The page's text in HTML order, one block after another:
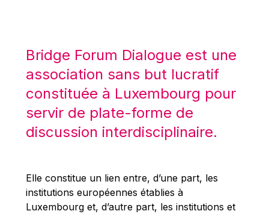
Mario Centeno
Mario Monti
Maroš ŠEFČOVIČ
Martin Bailey
Martine Reicherts
Michael Sohlman
Michel Goedert
Bridge Forum Dialogue est une
association sans but lucratif
constituée à Luxembourg pour
servir de plate-forme de
discussion interdisciplinaire.
Elle constitue un lien entre, d’une part, les
institutions européennes établies à
Luxembourg et, d’autre part, les institutions et